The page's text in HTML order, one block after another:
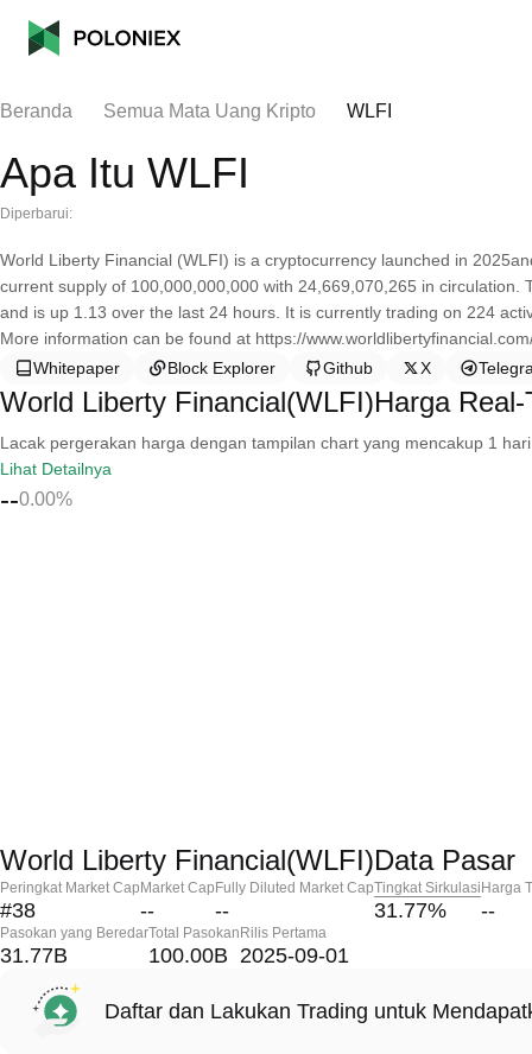
Beranda Semua Mata Uang Kripto WLFI
Apa Itu WLFI
Diperbarui:
World Liberty Financial (WLFI) is a cryptocurrency launched in
current supply of 100,000,000,000 with 24,669,070,265 in
and is up 1.13 over the last 24 hours. It is currently trading on 224
More information can be found at https://
Whitepaper
Block Explorer Github X
World Liberty Financial(WLFI)Harga Real-
Lacak pergerakan harga dengan tampilan chart yang mencakup 1
Lihat Detailnya
--0.00%
World Liberty Financial(WLFI)Data Pasar
Peringkat Market Cap
#38
Market Cap
--
Fully Diluted Market Cap
--
Tingkat Sirkulasi
31.77%
Harga
--
Pasokan yang Beredar
31.77B
Total Pasokan
100.00B
Rilis Pertama
2025-09-01
Daftar dan Lakukan Trading untuk